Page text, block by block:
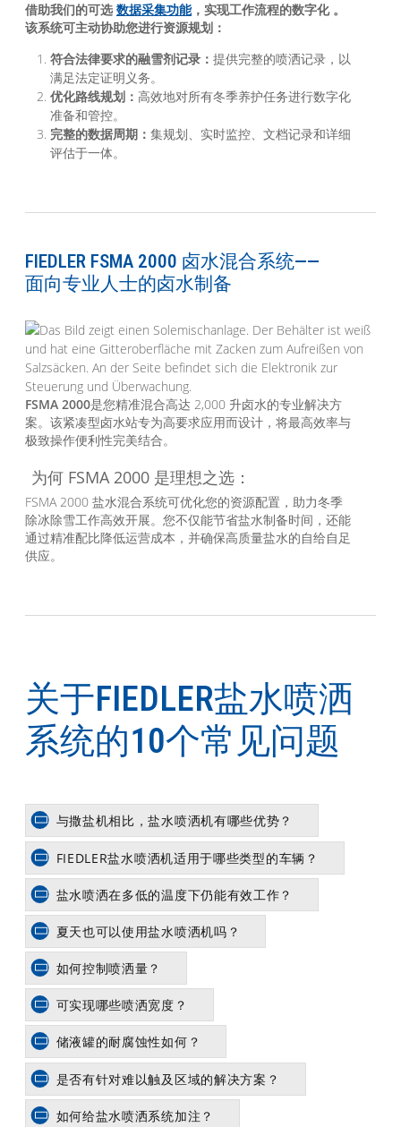
借助我们的可选 数据采集功能， 实现工作流程的数字化 。
该系统可主动协助您进行资源规划：
符合法律要求的融雪剂记录： 提供完整的喷洒记录，以
满足法定证明义务。
优化路线规划： 高效地对所有冬季养护任务进行数字化
准备和管控。
完整的数据周期： 集规划、实时监控、文档记录和详细
评估于一体。
FIEDLER FSMA 2000 卤水混合系统——
面向专业人士的卤水制备
FSMA 2000是您精准混合高达 2,000 升卤水的专业解决方
案。该紧凑型卤水站专为高要求应用而设计，将最高效率与
极致操作便利性完美结合。
为何 FSMA 2000 是理想之选：
FSMA 2000 盐水混合系统可优化您的资源配置，助力冬季
除冰除雪工作高效开展。您不仅能节省盐水制备时间，还能
通过精准配比降低运营成本，并确保高质量盐水的自给自足
供应。
关于FIEDLER盐水喷洒
系统的10个常见问题
与撒盐机相比，盐水喷洒机有哪些优势？
FIEDLER盐水喷洒机适用于哪些类型的车辆？
盐水喷洒在多低的温度下仍能有效工作？
夏天也可以使用盐水喷洒机吗？
如何控制喷洒量？
可实现哪些喷洒宽度？
储液罐的耐腐蚀性如何？
是否有针对难以触及区域的解决方案？
如何给盐水喷洒系统加注？